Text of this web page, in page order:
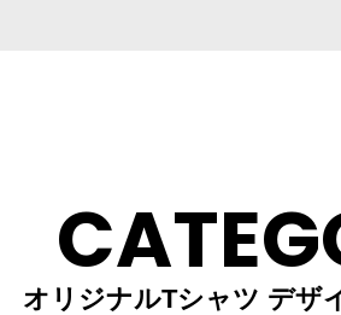
オリジナルTシャツ デザ